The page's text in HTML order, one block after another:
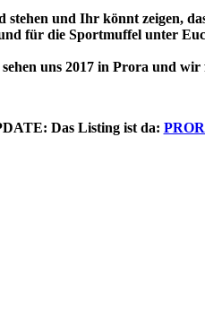
stehen und Ihr könnt
für die Sportmuffel unter
uns 2017 in Prora und wir
Das Listing ist da: